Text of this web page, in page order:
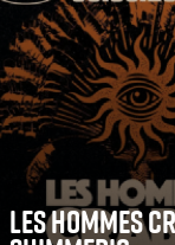
Les hommes